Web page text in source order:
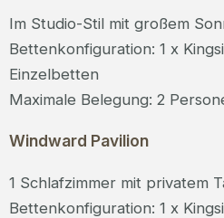
Im Studio-Stil mit großem
Bettenkonfiguration: 1 x
Einzelbetten
Maximale Belegung: 2
Windward Pavilion
1 Schlafzimmer mit privatem
Bettenkonfiguration: 1 x